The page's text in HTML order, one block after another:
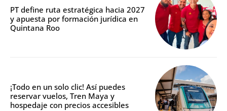
PT define ruta estratégica hacia 2027
y apuesta por formación jurídica en
Quintana Roo
¡Todo en un solo clic! Así puedes
reservar vuelos, Tren Maya y
hospedaje con precios accesibles